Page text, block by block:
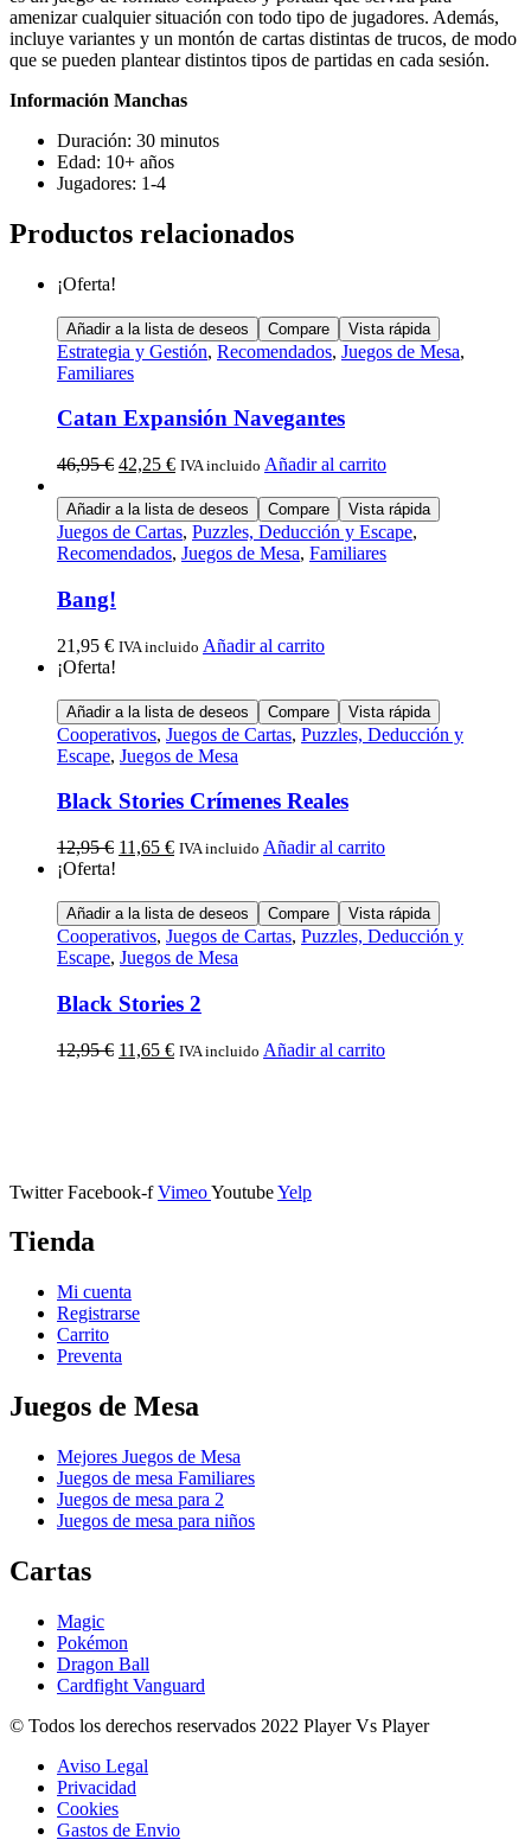
amenizar cualquier situación con todo tipo de jugadores. Además,
incluye variantes y un montón de cartas distintas de trucos, de modo
que se pueden plantear distintos tipos de partidas en cada sesión.
Información Manchas
Duración: 30 minutos
Edad: 10+ años
Jugadores: 1-4
Productos relacionados
¡Oferta!
Añadir a la lista de deseos Compare Vista rápida
Estrategia y Gestión, Recomendados, Juegos de Mesa,
Familiares
Catan Expansión Navegantes
46,95€ 42,25 € IVA incluido Añadir al carrito
Añadir a la lista de deseos Compare Vista rápida
Juegos de Cartas, Puzzles, Deducción y Escape,
Recomendados, Juegos de Mesa, Familiares
Bang!
21,95 € IVA incluido Añadir al carrito
¡Oferta!
Añadir a la lista de deseos Compare Vista rápida
Cooperativos, Juegos de Cartas, Puzzles, Deducción y
Escape, Juegos de Mesa
Black Stories Crímenes Reales
12,95€ 11,65 € IVA incluido Añadir al carrito
¡Oferta!
Añadir a la lista de deseos Compare Vista rápida
Cooperativos, Juegos de Cartas, Puzzles, Deducción y
Escape, Juegos de Mesa
Black Stories 2
12,95€ 11,65 € IVA incluido Añadir al carrito
Twitter Facebook-f VimeoYoutubeYelp
Tienda
Mi cuenta
Registrarse
Carrito
Preventa
Juegos de Mesa
Mejores Juegos de Mesa
Juegos de mesa Familiares
Juegos de mesa para 2
Juegos de mesa para niños
Cartas
Magic
Pokémon
Dragon Ball
Cardfight Vanguard
© Todos los derechos reservados 2022 Player Vs Player
Aviso Legal
Privacidad
Cookies
Gastos de Envio